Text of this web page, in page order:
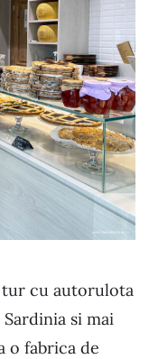
cu autorulota
si mai
o fabrica de